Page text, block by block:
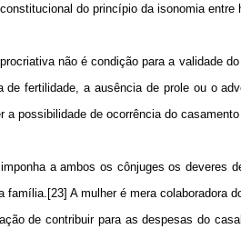
do princípio da isonomia entre
não é condição para a validade
fertilidade, a ausência de prole ou o
a possibilidade de ocorrência do casamento
a ambos os cônjuges os deveres
família.[23] A mulher é mera colaboradora
de contribuir para as despesas do